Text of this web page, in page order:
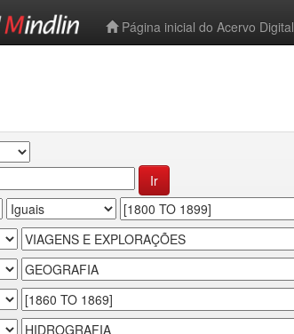
Página inicial do Acervo Digital